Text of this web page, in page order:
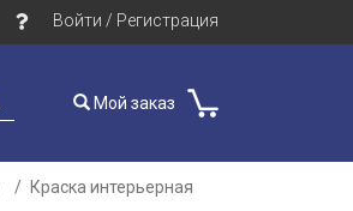
Войти / Регистрация
Мой заказ
Краска интерьерная